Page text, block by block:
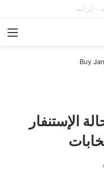
الإستنفار